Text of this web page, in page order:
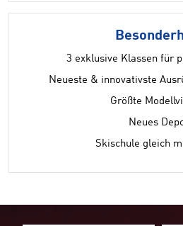
3 exklusive Klassen für
Neueste & innovativste
Größte
Neues
Skischule gleich